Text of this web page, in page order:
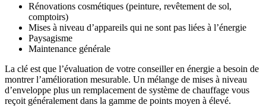
Rénovations cosmétiques (peinture, revêtement de sol,
comptoirs)
Mises à niveau d’appareils qui ne sont pas liées à l’énergie
Paysagisme
Maintenance générale
La clé est que l’évaluation de votre conseiller en énergie a besoin de
montrer l’amélioration mesurable. Un mélange de mises à niveau
d’enveloppe plus un remplacement de système de chauffage vous
reçoit généralement dans la gamme de points moyen à élevé.